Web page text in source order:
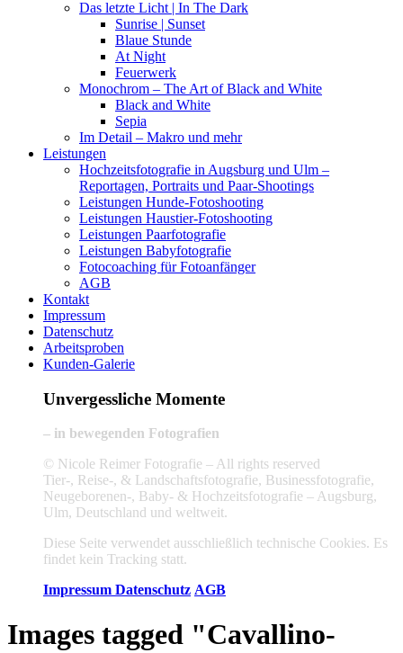
Das letzte Licht | In The Dark
Sunrise | Sunset
Blaue Stunde
At Night
Feuerwerk
Monochrom – The Art of Black and White
Black and White
Sepia
Im Detail – Makro und mehr
Leistungen
Hochzeitsfotografie in Augsburg und Ulm –
Reportagen, Portraits und Paar-Shootings
Leistungen Hunde-Fotoshooting
Leistungen Haustier-Fotoshooting
Leistungen Paarfotografie
Leistungen Babyfotografie
Fotocoaching für Fotoanfänger
AGB
Kontakt
Impressum
Datenschutz
Arbeitsproben
Kunden-Galerie
Unvergessliche Momente
– in bewegenden Fotografien
© Nicole Reimer Fotografie – All rights reserved
Tier-, Reise-, & Landschaftsfotografie, Businessfotografie,
Neugeborenen-, Baby- & Hochzeitsfotografie – Augsburg,
Ulm, Deutschland und weltweit.
Diese Seite verwendet ausschließlich technische Cookies. Es
findet kein Tracking statt.
Impressum Datenschutz AGB
Images tagged "Cavallino-